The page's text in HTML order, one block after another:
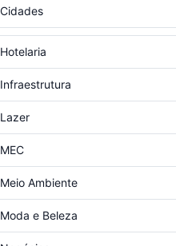
Cidades
Hotelaria
Infraestrutura
Lazer
MEC
Meio Ambiente
Moda e Beleza